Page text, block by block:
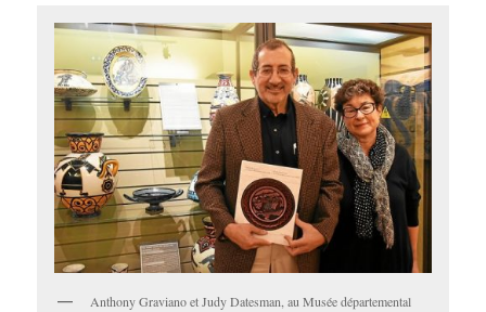
Anthony Graviano et Judy Datesman, au Musée départemental